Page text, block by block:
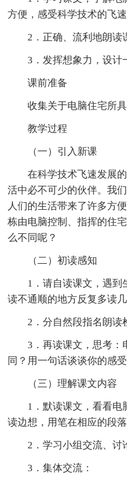
方便，感受科学技术的飞速
2．正确、流利地朗读
3．发挥想象力，设计
课前准备
收集关于电脑住宅所
教学过程
（一）引入新课
在科学技术飞速发展
活中必不可少的伙伴。我
人们的生活带来了许多方
栋由电脑控制、指挥的住
么不同呢？
（二）初读感知
1．请自读课文，遇到
读不通顺的地方反复多读
2．分自然段指名朗读
3．再读课文，思考：
同？用一句话谈谈你的感受
（三）理解课文内容
1．默读课文，看看电
读边想，用笔在相应的段
2．学习小组交流、讨
3．集体交流：